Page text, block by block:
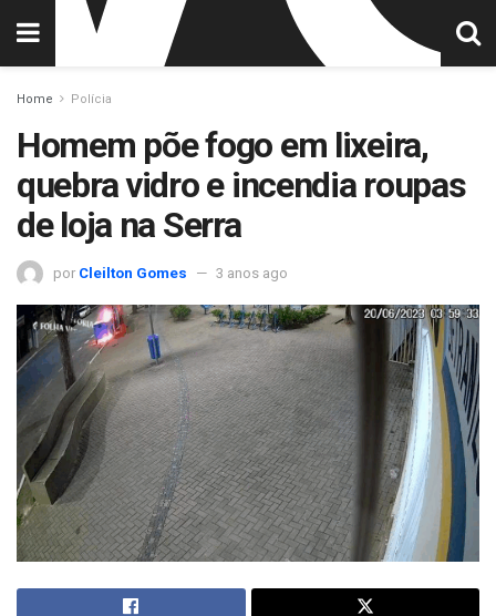
Home Polícia
Homem põe fogo em lixeira,
quebra vidro e incendia roupas
de loja na Serra
por Cleilton Gomes 3 anos ago